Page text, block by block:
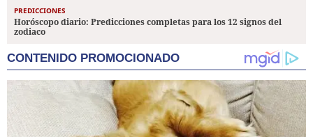
PREDICCIONES
Horóscopo diario: Predicciones completas para los 12 signos del
zodiaco
CONTENIDO PROMOCIONADO